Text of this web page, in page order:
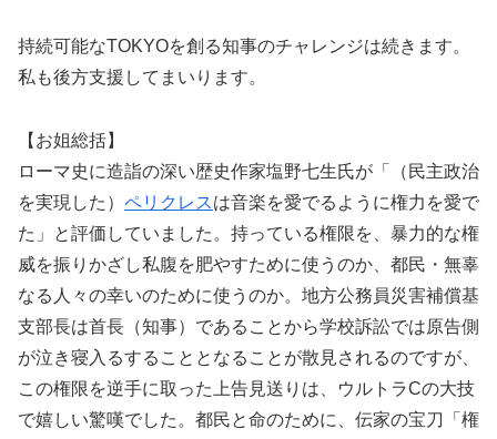
持続可能なTOKYOを創る知事のチャレンジは続きます。
私も後方支援してまいります。
【お姐総括】
ローマ史に造詣の深い歴史作家塩野七生氏が「（民主政治
を実現した） ペリクレスは音楽を愛でるように権力を愛で
た」と評価していました。持っている権限を、暴力的な権
威を振りかざし私腹を肥やすために使うのか、都民・無辜
なる人々の幸いのために使うのか。地方公務員災害補償基
支部長は首長（知事）であることから学校訴訟では原告側
が泣き寝入るすることとなることが散見されるのですが、
この権限を逆手に取った上告見送りは、ウルトラCの大技
で嬉しい驚嘆でした。都民と命のために、伝家の宝刀「権